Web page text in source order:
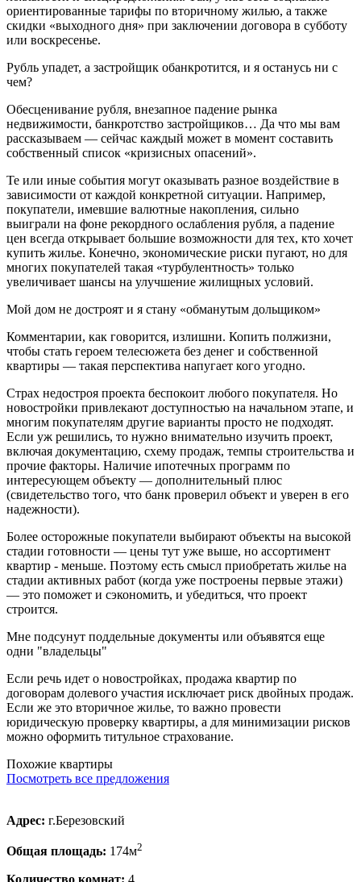
ориентированные тарифы по вторичному жилью, а также
скидки «выходного дня» при заключении договора в субботу
или воскресенье.
Рубль упадет, а застройщик обанкротится, и я останусь ни с
чем?
Обесценивание рубля, внезапное падение рынка
недвижимости, банкротство застройщиков… Да что мы вам
рассказываем — сейчас каждый может в момент составить
собственный список «кризисных опасений».
Те или иные события могут оказывать разное воздействие в
зависимости от каждой конкретной ситуации. Например,
покупатели, имевшие валютные накопления, сильно
выиграли на фоне рекордного ослабления рубля, а падение
цен всегда открывает большие возможности для тех, кто хочет
купить жилье. Конечно, экономические риски пугают, но для
многих покупателей такая «турбулентность» только
увеличивает шансы на улучшение жилищных условий.
Мой дом не достроят и я стану «обманутым дольщиком»
Комментарии, как говорится, излишни. Копить полжизни,
чтобы стать героем телесюжета без денег и собственной
квартиры — такая перспектива напугает кого угодно.
Страх недостроя проекта беспокоит любого покупателя. Но
новостройки привлекают доступностью на начальном этапе, и
многим покупателям другие варианты просто не подходят.
Если уж решились, то нужно внимательно изучить проект,
включая документацию, схему продаж, темпы строительства и
прочие факторы. Наличие ипотечных программ по
интересующем объекту — дополнительный плюс
(свидетельство того, что банк проверил объект и уверен в его
надежности).
Более осторожные покупатели выбирают объекты на высокой
стадии готовности — цены тут уже выше, но ассортимент
квартир - меньше. Поэтому есть смысл приобретать жилье на
стадии активных работ (когда уже построены первые этажи)
— это поможет и сэкономить, и убедиться, что проект
строится.
Мне подсунут поддельные документы или объявятся еще
одни "владельцы"
Если речь идет о новостройках, продажа квартир по
договорам долевого участия исключает риск двойных продаж.
Если же это вторичное жилье, то важно провести
юридическую проверку квартиры, а для минимизации рисков
можно оформить титульное страхование.
Похожие квартиры
Посмотреть все предложения
Адрес: г.Березовский
Общая площадь: 174м2
Количество комнат: 4